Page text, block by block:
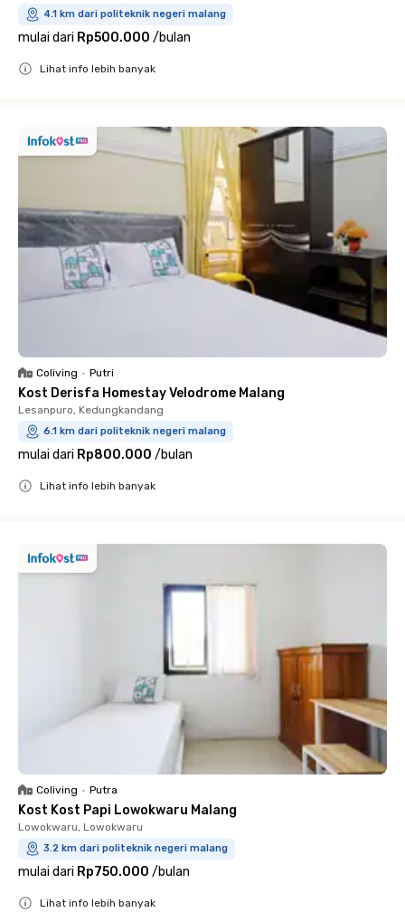
4.1 km dari politeknik negeri malang
mulai dari Rp500.000 /bulan
Lihat info lebih banyak
Coliving • Putri
Kost Derisfa Homestay Velodrome Malang
Lesanpuro, Kedungkandang
6.1 km dari politeknik negeri malang
mulai dari Rp800.000 /bulan
Lihat info lebih banyak
Coliving • Putra
Kost Kost Papi Lowokwaru Malang
Lowokwaru, Lowokwaru
3.2 km dari politeknik negeri malang
mulai dari Rp750.000 /bulan
Lihat info lebih banyak